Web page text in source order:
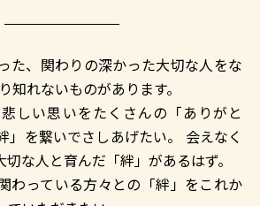
た、関わりの深かった大切な人をな
知れないものがあります。
しい思いをたくさんの「ありがと
」を繋いでさしあげたい。
会えなく
な人と育んだ「絆」があるはず。
わっている方々との「絆」をこれか